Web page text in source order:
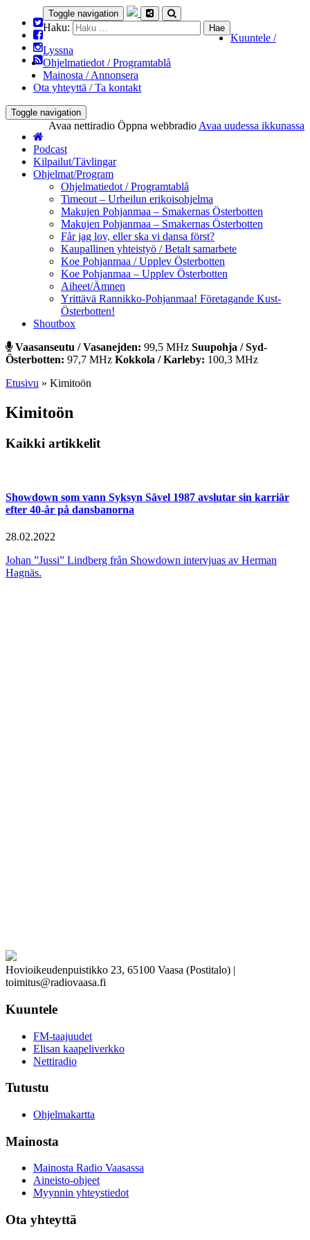
Toggle navigation
Haku:
Kuuntele /
Lyssna
Ohjelmatiedot / Programtablå
Mainosta / Annonsera
Ota yhteyttä / Ta kontakt
Toggle navigation
Avaa nettiradio Öppna webbradio Avaa uudessa ikkunassa
Podcast
Kilpailut/Tävlingar
Ohjelmat/Program
Ohjelmatiedot / Programtablå
Timeout – Urheilun erikoisohjelma
Makujen Pohjanmaa – Smakernas Österbotten
Makujen Pohjanmaa – Smakernas Österbotten
Får jag lov, eller ska vi dansa först?
Kaupallinen yhteistyö / Betalt samarbete
Koe Pohjanmaa / Upplev Österbotten
Koe Pohjanmaa – Upplev Österbotten
Aiheet/Ämnen
Yrittävä Rannikko-Pohjanmaa! Företagande Kust-
Österbotten!
Shoutbox
Vaasanseutu / Vasanejden: 99,5 MHz Suupohja / Syd-
Österbotten: 97,7 MHz Kokkola / Karleby: 100,3 MHz
Etusivu » Kimitoön
Kimitoön
Kaikki artikkelit
Showdown som vann Syksyn Sävel 1987 avslutar sin karriär
efter 40-år på dansbanorna
28.02.2022
Johan ”Jussi” Lindberg från Showdown intervjuas av Herman
Hagnäs.
Hovioikeudenpuistikko 23, 65100 Vaasa (Postitalo) |
toimitus@radiovaasa.fi
Kuuntele
FM-taajuudet
Elisan kaapeliverkko
Nettiradio
Tutustu
Ohjelmakartta
Mainosta
Mainosta Radio Vaasassa
Aineisto-ohjeet
Myynnin yhteystiedot
Ota yhteyttä